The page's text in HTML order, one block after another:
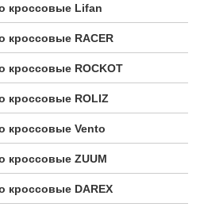
кроссовые Lifan
кроссовые RACER
кроссовые ROCKOT
кроссовые ROLIZ
кроссовые Vento
кроссовые ZUUM
кроссовые DAREX